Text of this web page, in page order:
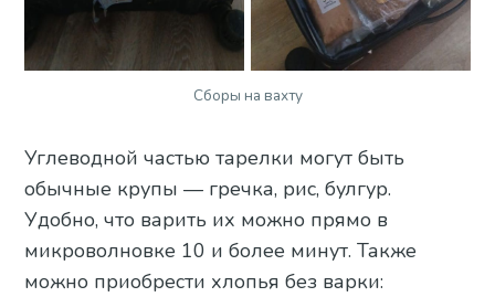
Сборы на вахту
Углеводной частью тарелки могут быть
обычные крупы — гречка, рис, булгур.
Удобно, что варить их можно прямо в
микроволновке 10 и более минут. Также
можно приобрести хлопья без варки: